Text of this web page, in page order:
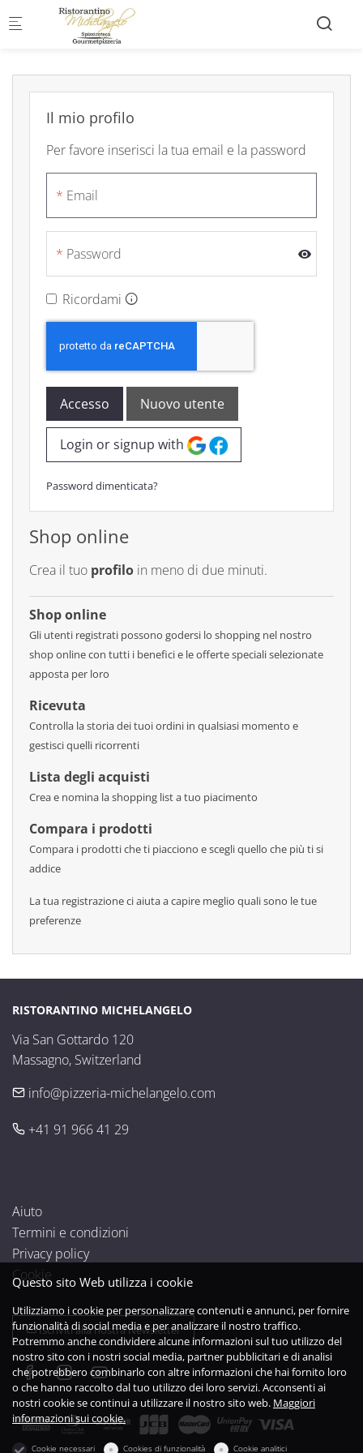
Skip to main content
Il mio profilo
Per favore inserisci la tua email e la password
Email
Password
Ricordami
Accesso Nuovo utente
Login or signup with
Password dimenticata?
Shop online
Crea il tuo profilo in meno di due minuti.
Shop online
Gli utenti registrati possono godersi lo shopping nel nostro
shop online con tutti i benefici e le offerte speciali selezionate
apposta per loro
Ricevuta
Controlla la storia dei tuoi ordini in qualsiasi momento e
gestisci quelli ricorrenti
Lista degli acquisti
Crea e nomina la shopping list a tuo piacimento
Compara i prodotti
Compara i prodotti che ti piacciono e scegli quello che più ti si
addice
La tua registrazione ci aiuta a capire meglio quali sono le tue
preferenze
RISTORANTINO MICHELANGELO
Via San Gottardo 120
Massagno, Switzerland
info@pizzeria-michelangelo.com
+41 91 966 41 29
Aiuto
Termini e condizioni
Privacy policy
Cookie
Iscriviti alla nostra Newsletter
Questo sito Web utilizza i cookie
Utilizziamo i cookie per personalizzare contenuti e annunci, per fornire
funzionalità di social media e per analizzare il nostro traffico.
Potremmo anche condividere alcune informazioni sul tuo utilizzo del
nostro sito con i nostri social media, partner pubblicitari e di analisi
che potrebbero combinarlo con altre informazioni che hai fornito loro
o che hanno raccolto dal tuo utilizzo dei loro servizi. Acconsenti ai
nostri cookie se continui a utilizzare il nostro sito web. Maggiori
informazioni sui cookie.
Cookie necessari Cookies di funzionalità Cookie analitici